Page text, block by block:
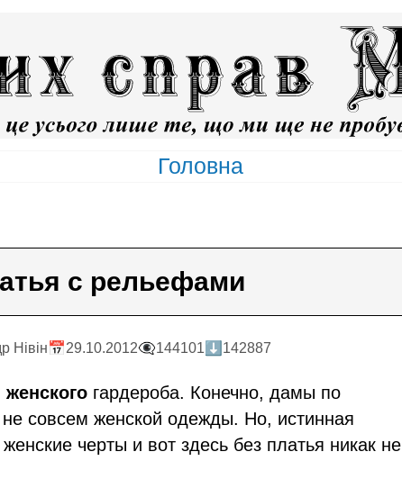
Головна
с рельефами
Нiвiн📅29.10.2012👁️‍🗨️144101 ⬇️142887
женского гардероба. Конечно, дамы по
совсем женской одежды. Но, истинная
черты и вот здесь без платья никак не